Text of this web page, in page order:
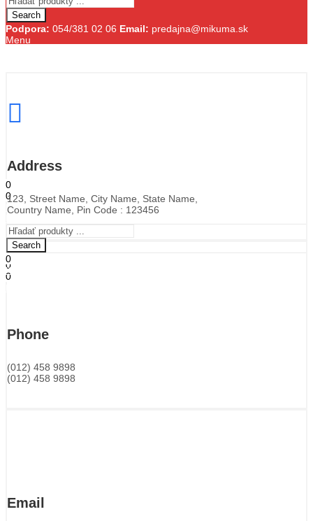
Search
Podpora: 054/381 02 06 Email: predajna@mikuma.sk
Menu
0
0
KONTAKT
0
0
Košík 0,00€
Search
0
Košík
Address
123, Street Name, City Name, State Name,
Country Name, Pin Code : 123456
Phone
(012) 458 9898
(012) 458 9898
Email